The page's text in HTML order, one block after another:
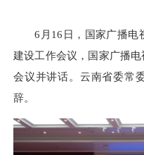
6月16日，国家广播电
建设工作会议，国家广播
会议并讲话。云南省委常
辞。